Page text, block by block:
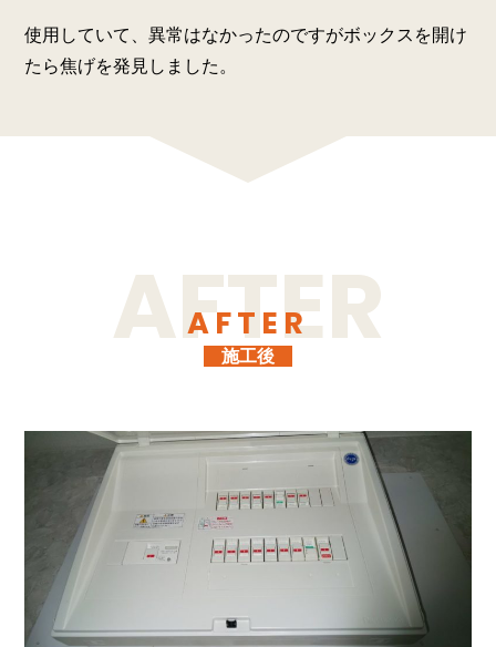
使用していて、異常はなかったのですがボックスを開け
たら焦げを発見しました。
AFTER
施工後